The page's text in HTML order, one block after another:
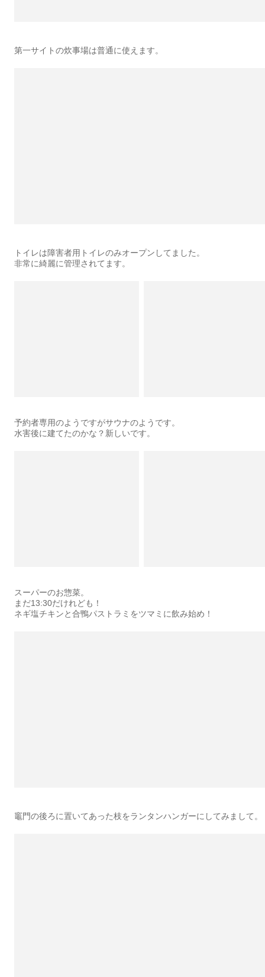
第一サイトの炊事場は普通に使えます。
トイレは障害者用トイレのみオープンしてました。
非常に綺麗に管理されてます。
予約者専用のようですがサウナのようです。
水害後に建てたのかな？新しいです。
スーパーのお惣菜。
まだ13:30だけれども！
ネギ塩チキンと合鴨パストラミをツマミに飲み始め！
竈門の後ろに置いてあった枝をランタンハンガーにしてみまして。